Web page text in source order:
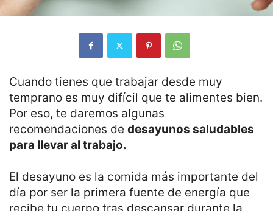
Cuando tienes que trabajar desde muy
temprano es muy difícil que te alimentes bien.
Por eso, te daremos algunas
recomendaciones de desayunos saludables
para llevar al trabajo.
El desayuno es la comida más importante del
día por ser la primera fuente de energía que
recibe tu cuerpo tras descansar durante la